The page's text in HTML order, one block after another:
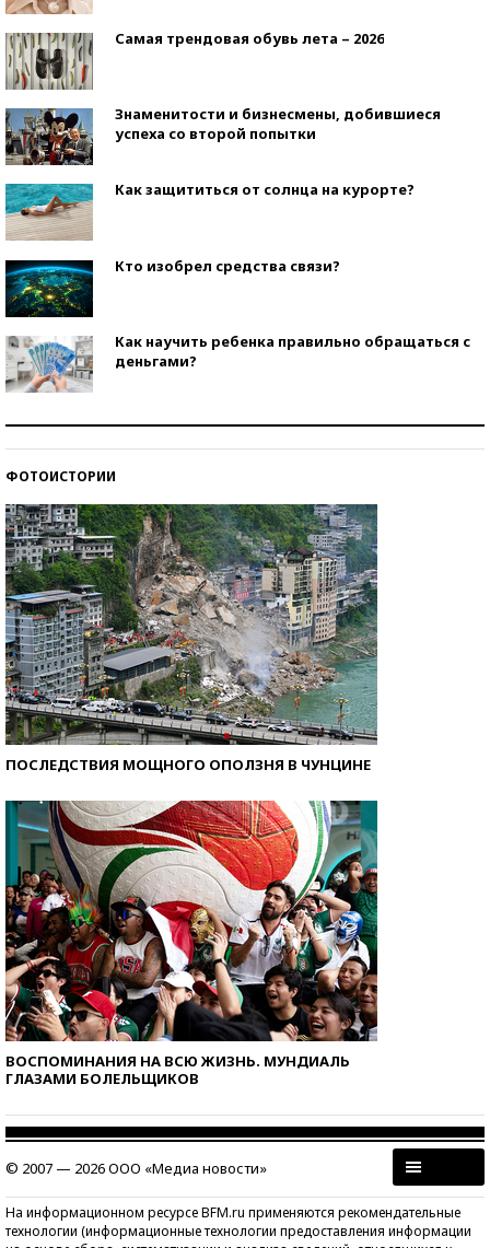
Самая трендовая обувь лета – 2026
Знаменитости и бизнесмены, добившиеся
успеха со второй попытки
Как защититься от солнца на курорте?
Кто изобрел средства связи?
Как научить ребенка правильно обращаться с
деньгами?
ФОТОИСТОРИИ
ПОСЛЕДСТВИЯ МОЩНОГО ОПОЛЗНЯ В ЧУНЦИНЕ
ВОСПОМИНАНИЯ НА ВСЮ ЖИЗНЬ. МУНДИАЛЬ
ГЛАЗАМИ БОЛЕЛЬЩИКОВ
© 2007 — 2026 ООО «Медиа новости»
На информационном ресурсе BFM.ru применяются рекомендательные
технологии (информационные технологии предоставления информации